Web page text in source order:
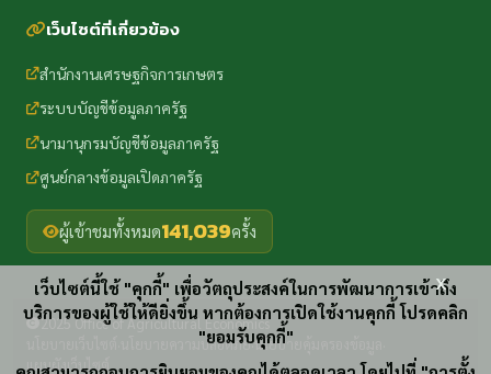
เว็บไซต์ที่เกี่ยวข้อง
สำนักงานเศรษฐกิจการเกษตร
ระบบบัญชีข้อมูลภาครัฐ
นามานุกรมบัญชีข้อมูลภาครัฐ
ศูนย์กลางข้อมูลเปิดภาครัฐ
ผู้เข้าชมทั้งหมด141,039ครั้ง
2025 Office of Agricultural Economics
นโยบายความปลอดภัย·นโยบายคุ้มครองข้อมูล
แผนผังเว็บไซต์
เว็บไซต์นี้ใช้ "คุกกี้" เพื่อวัตถุประสงค์ในการพัฒนาการเข้าถึง
บริการของผู้ใช้ให้ดียิ่งขึ้น หากต้องการเปิดใช้งานคุกกี้ โปรดคลิก
"ยอมรับคุกกี้"
x